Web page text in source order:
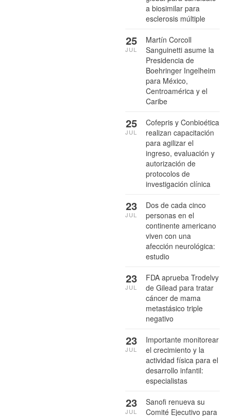
a biosimilar para
esclerosis múltiple
Martín Corcoll
Sanguinetti asume la
Presidencia de
Boehringer Ingelheim
para México,
Centroamérica y el
Caribe
25
JUL
Cofepris y Conbioética
realizan capacitación
para agilizar el
ingreso, evaluación y
autorización de
protocolos de
investigación clínica
25
JUL
Dos de cada cinco
personas en el
continente americano
viven con una
afección neurológica:
estudio
23
JUL
FDA aprueba Trodelvy
de Gilead para tratar
cáncer de mama
metastásico triple
negativo
23
JUL
Importante monitorear
el crecimiento y la
actividad física para el
desarrollo infantil:
especialistas
23
JUL
Sanofi renueva su
Comité Ejecutivo para
23
JUL